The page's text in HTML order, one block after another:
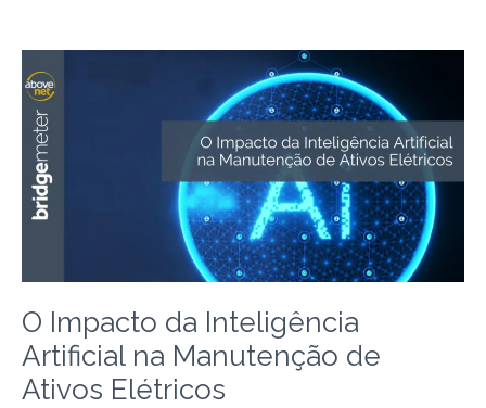
O Impacto da Inteligência
Artificial na Manutenção de
Ativos Elétricos
Impacto
da
Inteligência
Artificial
na
Manutenção